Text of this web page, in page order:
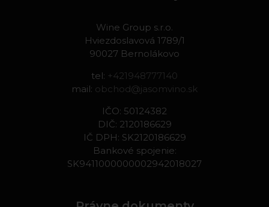
Wine Group s.r.o.
Hviezdoslavová 1789/1
90027 Bernolákovo
tel: +421948777140
mail: obchod@jasomvino.sk
IČO: 50124382
DIČ: 2120186629
IČ DPH: SK2120186629
Bankové spojenie:
SK9411000000002942018027